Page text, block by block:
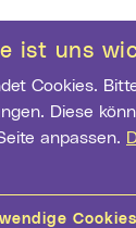
ist uns
Diese
anpassen.
Cookies